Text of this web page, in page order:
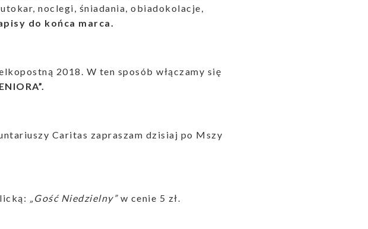
noclegi, śniadania, obiadokolacje,
do końca marca.
2018. W ten sposób włączamy się
Caritas zapraszam dzisiaj po Mszy
„Gość Niedzielny”w cenie 5 zł.